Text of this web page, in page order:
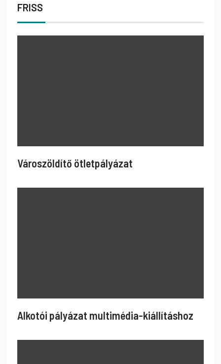
FRISS
Városzöldítő ötletpályázat
Alkotói pályázat multimédia-kiállításhoz